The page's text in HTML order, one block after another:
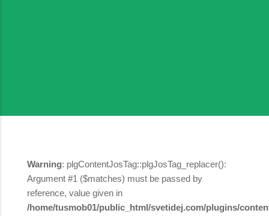
Warning: plgContentJosTag::plgJosTag_replacer():
Argument #1 ($matches) must be passed by
reference, value given in
/home/tusmob01/public_html/svetidej.com/plugins/